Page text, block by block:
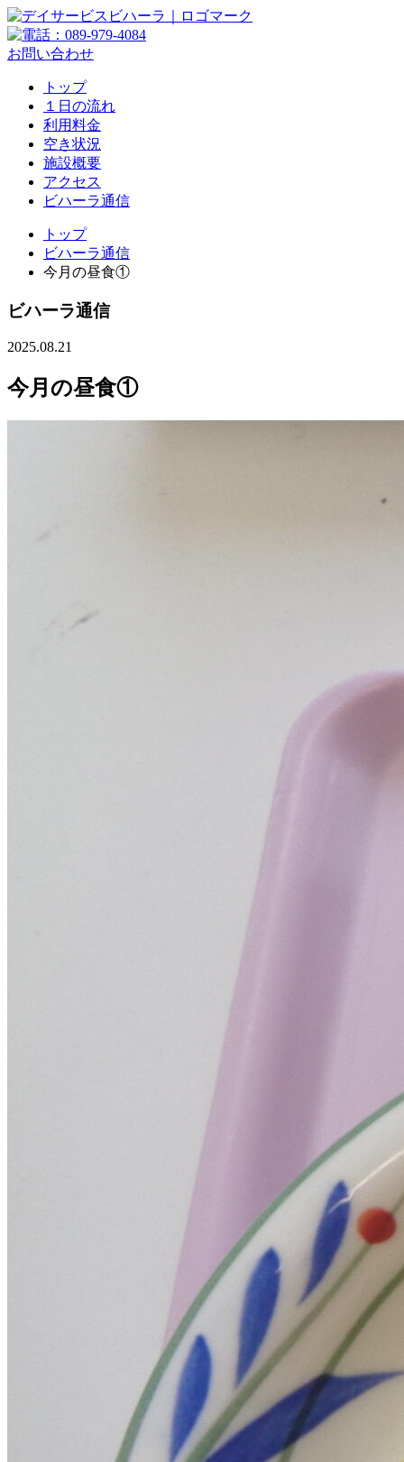
お問い合わせ
トップ
１日の流れ
利用料金
空き状況
施設概要
アクセス
ビハーラ通信
トップ
ビハーラ通信
今月の昼食①
ビハーラ通信
2025.08.21
今月の昼食①